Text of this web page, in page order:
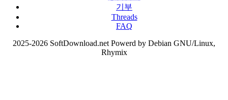
기부
Threads
FAQ
2025-2026 SoftDownload.net Powerd by Debian GNU/Linux,
Rhymix